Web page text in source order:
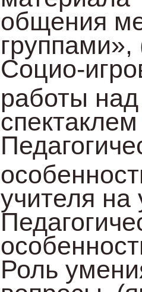
общения
группами»,
Социо-
работы
учителя на
Роль